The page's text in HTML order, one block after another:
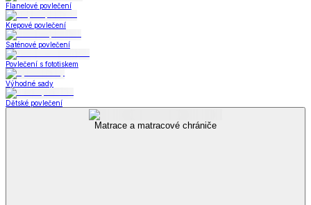
Flanelové povlečení
Krepové povlečení
Saténové povlečení
Povlečení s fototiskem
Výhodné sady
Dětské povlečení
Matrace a matracové chrániče